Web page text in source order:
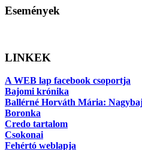
Események
LINKEK
A WEB lap facebook csoportja
Bajomi krónika
Ballérné Horváth Mária:
Boronka
Credo tartalom
Csokonai
Fehértó weblapja